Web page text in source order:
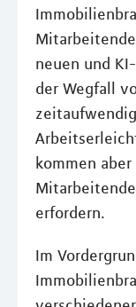
neuen und
der Wegfall
kommen
erfordern.
Im